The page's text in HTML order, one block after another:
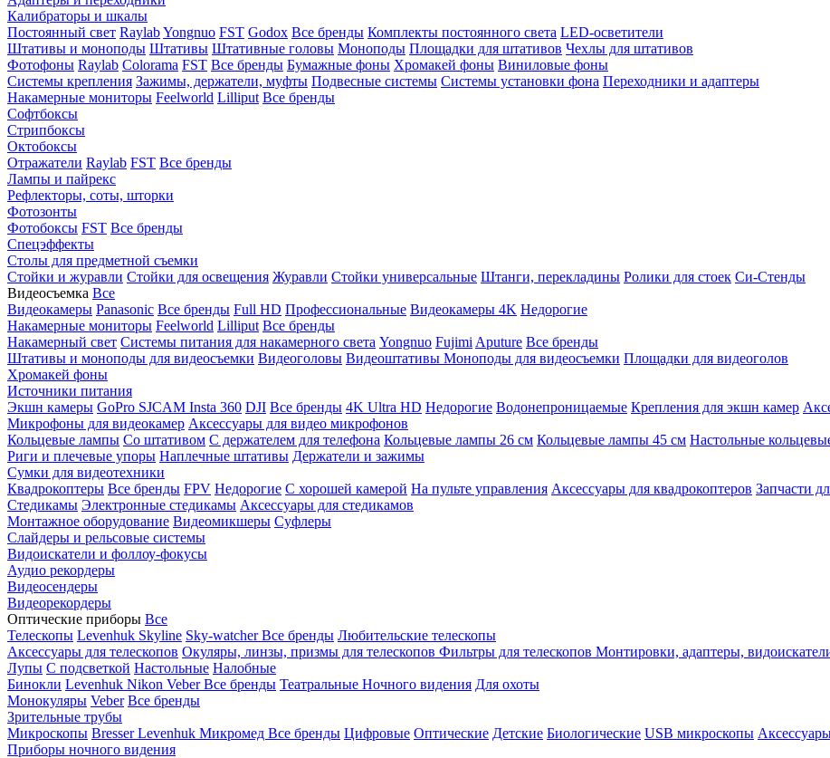
Калибраторы и шкалы
Постоянный свет RaylabYongnuo FST Godox Все бренды Комплекты постоянного света LED-осветители
Штативы и моноподы Штативы Штативные головы Моноподы Площадки для штативов Чехлы для штативов
Фотофоны Raylab Colorama FST Все бренды Бумажные фоны Хромакей фоны Виниловые фоны
Системы крепления Зажимы, держатели, муфты Подвесные системы Системы установки фона Переходники и адаптеры
Накамерные мониторы Feelworld Lilliput Все бренды
Софтбоксы
Стрипбоксы
Октобоксы
Отражатели Raylab FST Все бренды
Лампы и пайрекс
Рефлекторы, соты, шторки
Фотозонты
Фотобоксы FST Все бренды
Спецэффекты
Столы для предметной съемки
Стойки и журавли Стойки для освещения Журавли Стойки универсальные Штанги, перекладины Ролики для стоек Си-Стенды
Видеосъемка Все
Видеокамеры Panasonic Все бренды Full HD Профессиональные Видеокамеры 4K Недорогие
Накамерные мониторы Feelworld Lilliput Все бренды
Накамерный свет Системы питания для накамерного света Yongnuo Fujimi Aputure Все бренды
Штативы и моноподы для видеосъемки Видеоголовы Видеоштативы Моноподы для видеосъемки Площадки для видеоголов
Хромакей фоны
Источники питания
Экшн камеры GoPro SJCAM Insta 360 DJI Все бренды 4K Ultra HD Недорогие Водонепроницаемые Крепления для экшн камер
Микрофоны для видеокамер Аксессуары для видео микрофонов
Кольцевые лампы Со штативом C держателем для телефона Кольцевые лампы 26 см Кольцевые лампы 45 см Настольные
Риги и плечевые упоры Наплечные штативы Держатели и зажимы
Сумки для видеотехники
Квадрокоптеры Все бренды FPV Недорогие С хорошей камерой На пульте управления Аксессуары для квадрокоптеров Запчасти
Стедикамы Электронные стедикамы Аксессуары для стедикамов
Монтажное оборудование Видеомикшеры Суфлеры
Слайдеры и рельсовые системы
Видоискатели и фоллоу-фокусы
Аудио рекордеры
Видеосендеры
Видеорекордеры
Оптические приборы Все
Телескопы Levenhuk Skyline Sky-watcherВсе бренды Любительские телескопы
Аксессуары для телескопов Окуляры, линзы, призмы для телескопов Фильтры для телескопов Монтировки, адаптеры,
Лупы С подсветкой Настольные Налобные
Бинокли Levenhuk Nikon VeberВсе бренды Театральные Ночного видения Для охоты
Монокуляры Veber Все бренды
Зрительные трубы
Микроскопы BresserLevenhuk Микромед Все бренды Цифровые Оптические Детские Биологические USB микроскопы
Приборы ночного видения